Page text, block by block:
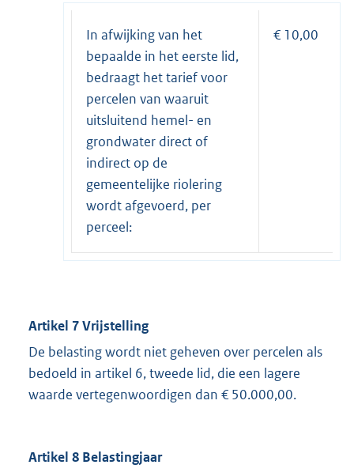
In afwijking van het
bepaalde in het eerste lid,
bedraagt het tarief voor
percelen van waaruit
uitsluitend hemel- en
grondwater direct of
indirect op de
gemeentelijke riolering
wordt afgevoerd, per
perceel:
€ 10,00
Artikel 7 Vrijstelling
De belasting wordt niet geheven over percelen als
bedoeld in artikel 6, tweede lid, die een lagere
waarde vertegenwoordigen dan € 50.000,00.
Artikel 8 Belastingjaar